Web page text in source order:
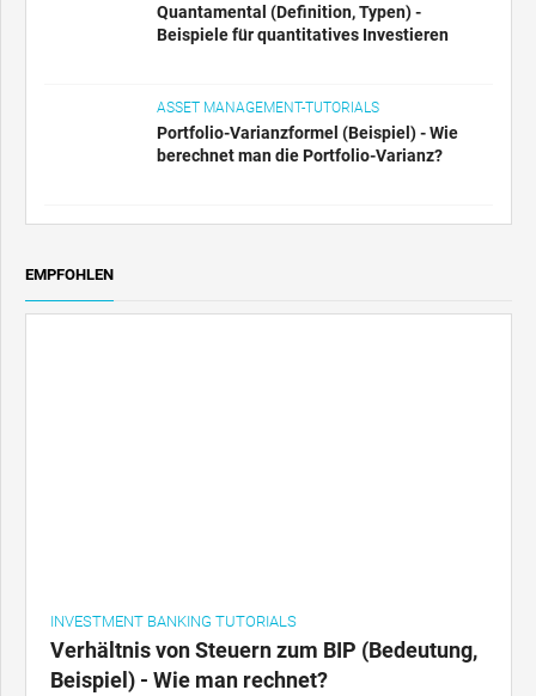
Quantamental (Definition, Typen) -
Beispiele für quantitatives Investieren
ASSET MANAGEMENT-TUTORIALS
Portfolio-Varianzformel (Beispiel) - Wie
berechnet man die Portfolio-Varianz?
EMPFOHLEN
INVESTMENT BANKING TUTORIALS
Verhältnis von Steuern zum BIP (Bedeutung,
Beispiel) - Wie man rechnet?